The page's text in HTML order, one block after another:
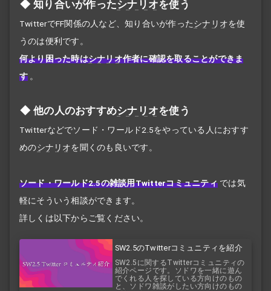
知り合いが作ったシナリオを使う
TwitterでFF関係の人など、知り合いが作ったシナリオを使
うのは便利です。
何より困った時はシナリオ作者に確認を取ることができま
す 。
他の人のおすすめシナリオを使う
Twitterなどでソード・ワールド2.5をやっている人におすす
めのシナリオを聞くのも良いです。
ソード・ワールド2.5の雑談用Twitterコミュニティ では気
軽にそういう相談ができます。
詳しくは以下からご覧ください。
SW2.5のTwitterコミュニティを紹介
SW2.5に関するTwitterコミュニティの
紹介ページです。ソドワを一緒に遊ん
でくれる人を探している方向けのもの
と、ソドワ雑談がしたい方向けのもの